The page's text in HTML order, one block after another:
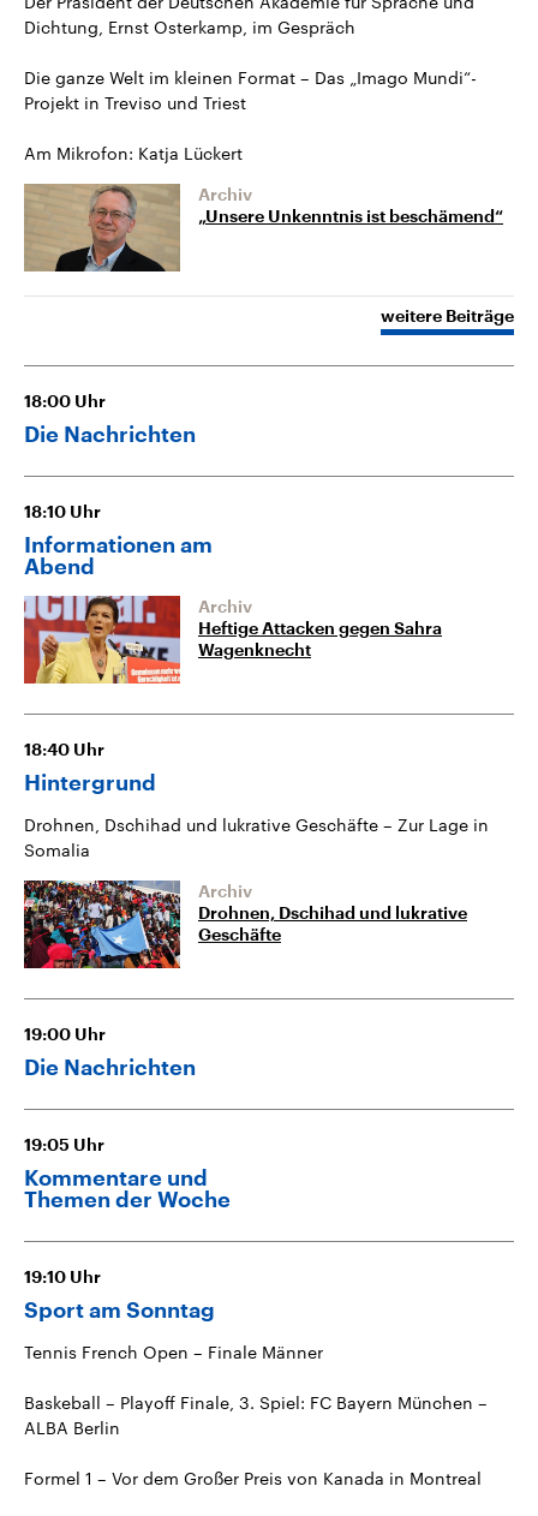
Dichtung, Ernst Osterkamp, im Gespräch
Die ganze Welt im kleinen Format – Das „Imago Mundi“-
Projekt in Treviso und Triest
Am Mikrofon: Katja Lückert
Archiv
„Unsere Unkenntnis ist beschämend“
weitere Beiträge
18:00 Uhr
Die Nachrichten
18:10 Uhr
Informationen am
Abend
Archiv
Heftige Attacken gegen Sahra
Wagenknecht
18:40 Uhr
Hintergrund
Drohnen, Dschihad und lukrative Geschäfte – Zur Lage in
Somalia
Archiv
Drohnen, Dschihad und lukrative
Geschäfte
19:00 Uhr
Die Nachrichten
19:05 Uhr
Kommentare und
Themen der Woche
19:10 Uhr
Sport am Sonntag
Tennis French Open – Finale Männer
Baskeball – Playoff Finale, 3. Spiel: FC Bayern München –
ALBA Berlin
Formel 1 – Vor dem Großer Preis von Kanada in Montreal